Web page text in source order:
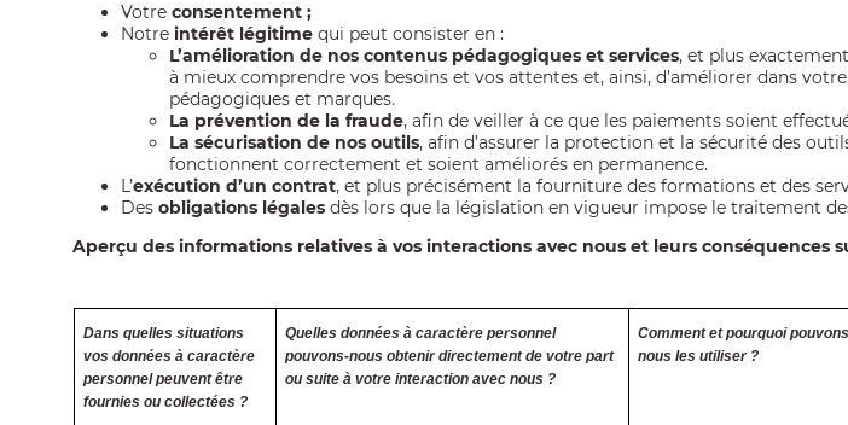
Votre consentement ;
Notre intérêt légitimequi peut consister en :
L’amélioration de nos contenus pédagogiqueset services, et plus
à mieux comprendre vos besoins et vos attentes et, ainsi, d’améliorer dans votre
pédagogiques et marques.
La prévention de la fraude, afin de veiller à ce que les paiements soient
La sécurisation de nos outils, afin d’assurer la protection et la sécurité des
fonctionnent correctement et soient améliorés en permanence.
L’exécution d’un contrat, et plus précisément la fourniture des formations et des
Desobligations légalesdès lors que la législation en vigueur impose le traitement
Aperçu des informations relatives à vos interactions avec nous et leurs conséquences
Dans quelles situations
vos données à caractère
personnel peuvent être
fournies ou collectées ?
Quelles données à caractère personnel
pouvons-nous obtenir directement de votre part
ou suite à votre interaction avec nous ?
Comment et pourquoi
nous les utiliser ?